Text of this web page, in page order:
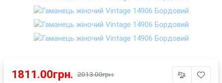
1811.00грн. 2013.00грн.